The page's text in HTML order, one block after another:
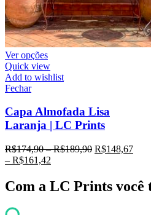
Ver opções
Quick view
Add to wishlist
Fechar
Capa Almofada Lisa
Laranja | LC Prints
R$174,90–R$189,90 R$148,67
– R$161,42
Com a LC Prints você